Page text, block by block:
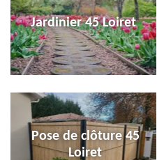
Jardinier 45 Loiret
Pose de clôture 45
Loiret